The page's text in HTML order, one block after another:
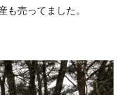
も売ってました。